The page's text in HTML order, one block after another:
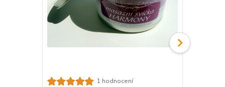
1 hodnocení